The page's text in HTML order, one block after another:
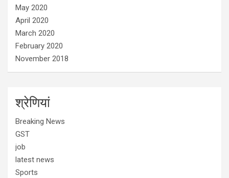
May 2020
April 2020
March 2020
February 2020
November 2018
श्रेणियां
Breaking News
GST
job
latest news
Sports